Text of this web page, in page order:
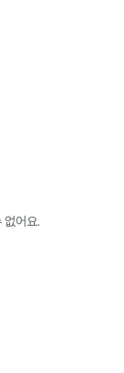
없어요.